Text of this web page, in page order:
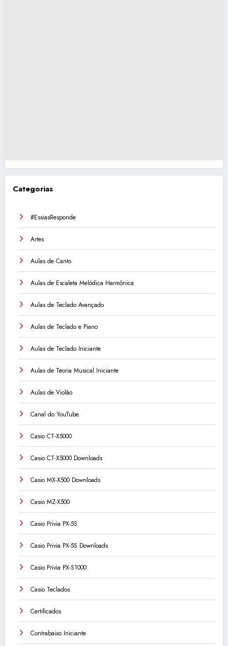
Categorias
#EssiasResponde
Artes
Aulas de Canto
Aulas de Escaleta Melódica Harmônica
Aulas de Teclado Avançado
Aulas de Teclado e Piano
Aulas de Teclado Iniciante
Aulas de Teoria Musical Iniciante
Aulas de Violão
Canal do YouTube
Casio CT-X5000
Casio CT-X5000 Downloads
Casio MX-X500 Downloads
Casio MZ-X500
Casio Privia PX-5S
Casio Privia PX-5S Downloads
Casio Privia PX-S1000
Casio Teclados
Certificados
Contrabaixo Iniciante